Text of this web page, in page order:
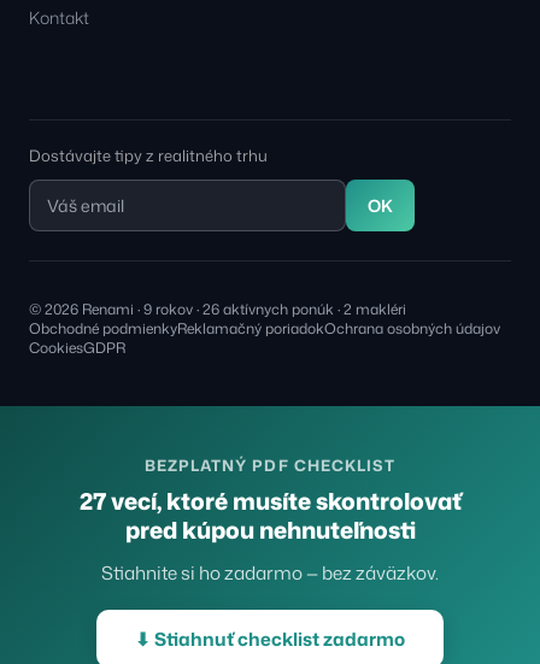
Kontakt
Dostávajte tipy z realitného trhu
OK
© 2026 Renami · 9 rokov · 26 aktívnych ponúk · 2 makléri
Obchodné podmienkyReklamačný poriadokOchrana osobných údajov
CookiesGDPR
BEZPLATNÝ PDF CHECKLIST
27 vecí, ktoré musíte skontrolovať
pred kúpou nehnuteľnosti
Stiahnite si ho zadarmo — bez záväzkov.
⬇ Stiahnuť checklist zadarmo